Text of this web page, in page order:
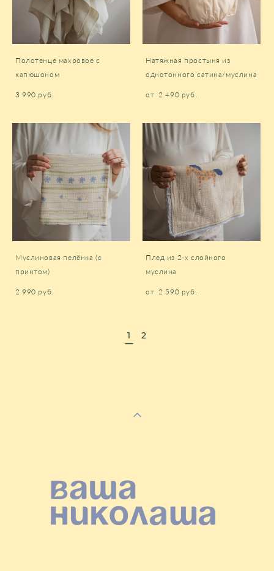
Полотенце махровое с
капюшоном
3 990 pуб.
Натяжная простыня из
однотонного сатина/муслина
от 2 490 pуб.
Муслиновая пелёнка (с
принтом)
2 990 pуб.
Плед из 2-х слойного
муслина
от 2 590 pуб.
1 2